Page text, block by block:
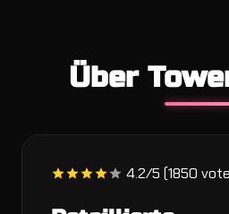
Über
4.2/5 (1850